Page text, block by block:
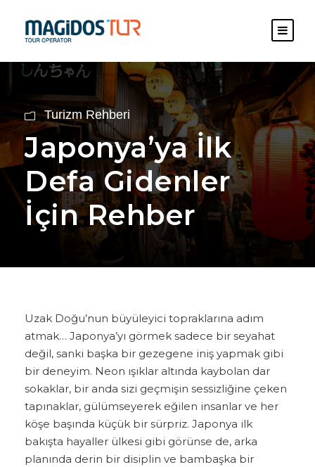
Turizm Rehberi
Japonya’ya İlk
Defa Gidenler
İçin Rehber
Uzak Doğu’nun büyüleyici topraklarına adım
atmak… Japonya’yı görmek sadece bir seyahat
değil, sanki başka bir gezegene iniş yapmak gibi
bir deneyim. Neon ışıklar altında kaybolan dar
sokaklar, bir anda sizi geçmişin sessizliğine çeken
tapınaklar, gülümseyerek eğilen insanlar ve her
köşe başında küçük bir sürpriz. Japonya ilk
bakışta hayaller ülkesi gibi görünse de, arka
planında derin bir disiplin ve bambaşka bir